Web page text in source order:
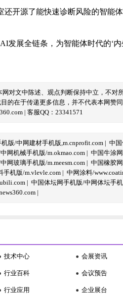
开源了能快速诊断风险的智能
发展全链条，为智能体时代的‘内
网对文中陈述、观点判断保持中立，不
的在于传递更多信息，并不代表本网
| 客服QQ：23341571
版/中网建材手机版,m.cnprofit.com | 中国
网机械手机版/m.okmao.com | 中国牛涂
网玻璃手机版/m.meesm.com | 中国橡胶
手机版/m.vlevle.com | 中网涂料/
| 中国体坛网手机版/中网体坛手
|
技术中心
行业百科
行业应用
会展资讯
会议预告
企业展台